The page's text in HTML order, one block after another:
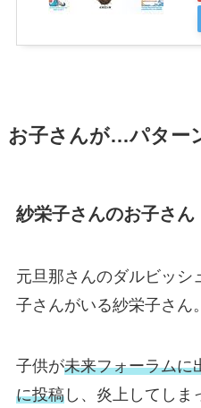
お子さんが…パター
紗栄子さんのお子さん
元旦那さんのダルビッシ
子さんがいる紗栄子さん。
子供が未来フォーラムに
に投稿し、炎上してしま